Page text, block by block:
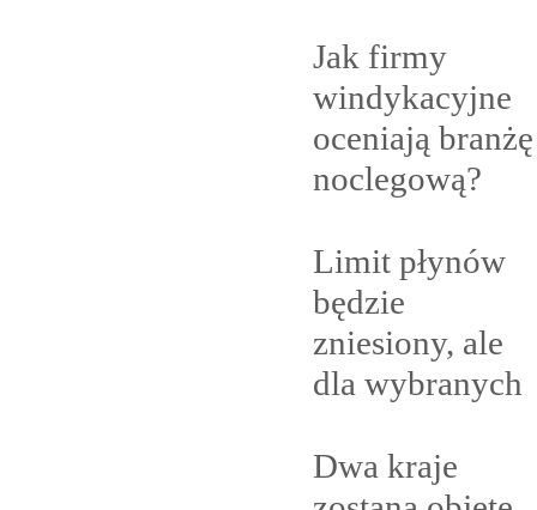
Jak firmy
windykacyjne
oceniają branżę
noclegową?
Limit płynów
będzie
zniesiony, ale
dla wybranych
Dwa kraje